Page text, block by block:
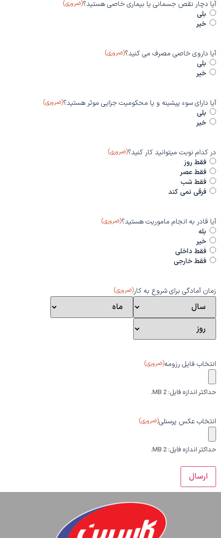
آیا دچار نقص جسمانی یا بیماری خاصی هستید؟(ضروری)
بلی
خیر
آیا داروی خاصی مصرف می کنید؟(ضروری)
بلی
خیر
آیا دارای سوء پیشینه و یا محکومیت جزایی موثر هستید؟(ضروری)
بلی
خیر
در کدام نوبت میتوانید کار کنید؟(ضروری)
فقط روز
فقط عصر
فقط شب
فرقی نمی کند
آیا قادر به انجام ماموریت هستید؟(ضروری)
بله
خیر
فقط داخلی
فقط خارجی
زمان آمادگی برای شروع به کار(ضروری)
انتخاب فایل رزومه(ضروری)
حداکثر اندازه فایل: 2 MB.
انتخاب عکس پرسنلی(ضروری)
حداکثر اندازه فایل: 2 MB.